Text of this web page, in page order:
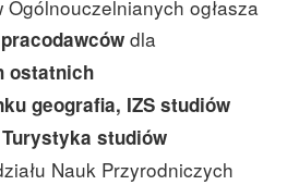
Ogólnouczelnianych ogłasza
dla
ostatnich
geografia, IZS studiów
studiów
Nauk Przyrodniczych